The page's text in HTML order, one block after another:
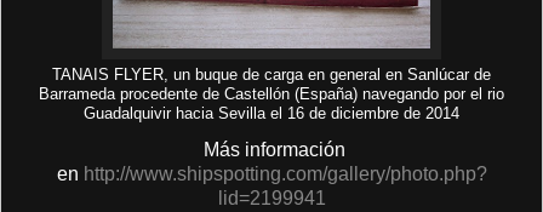
TANAIS FLYER, un buque de carga en general en Sanlúcar de
Barrameda procedente de Castellón (España) navegando por el rio
Guadalquivir hacia Sevilla el 16 de diciembre de 2014
Más información
en http://www.shipspotting.com/gallery/photo.php?
lid=2199941